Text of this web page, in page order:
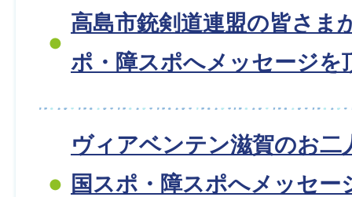
高島市銃剣道連盟の皆さま
ポ・障スポへメッセージを
ヴィアベンテン滋賀のお二
国スポ・障スポへメッセー